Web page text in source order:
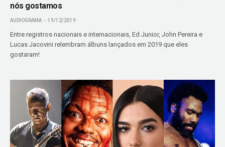
nós gostamos
AUDIOGRAMA 19/12/2019
Entre registros nacionais e internacionais, Ed Junior, John Pereira e
Lucas Jacovini relembram álbuns lançados em 2019 que eles
gostaram!